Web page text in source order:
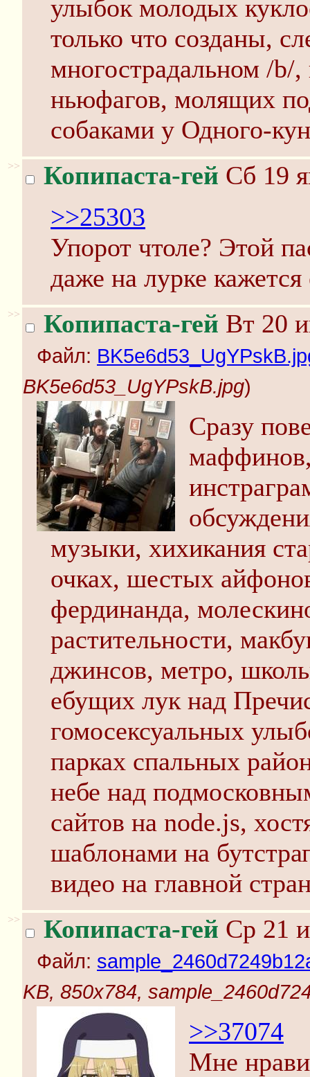
улыбок молодых
только что созданы,
многострадальном /b/
ньюфагов, молящих
собаками у Одного-
>> Копипаста-гей Сб 19
>>25303
Упорот чтоле? Этой
даже на лурке кажется
>> Копипаста-гей Вт 20
Файл:
BK5e6d53_UgYPskB.jpg)
Сразу
музыки, хихикания
очках, шестых
фердинанда,
растительности,
джинсов, метро,
ебущих лук над
гомосексуальных
парках спальных
небе над
сайтов на node.js,
шаблонами на
видео на главной
>> Копипаста-гей Ср 21
Файл:
KB, 850x784,
>>37074
Мне